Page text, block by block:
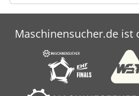
Maschinensucher.de ist